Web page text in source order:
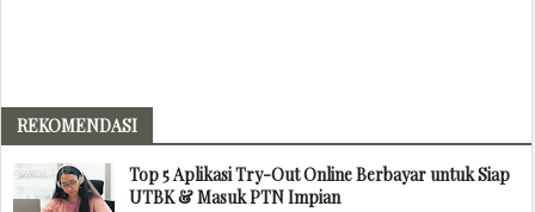
REKOMENDASI
Top 5 Aplikasi Try-Out Online Berbayar untuk Siap
UTBK & Masuk PTN Impian